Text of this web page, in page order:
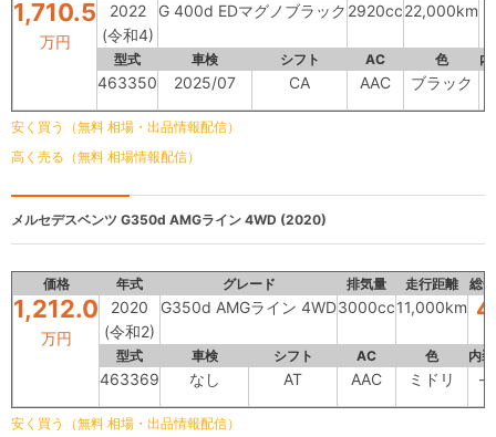
1,710.5
万円
2022
(令和4)
G 400d EDマグノブラック 2920cc22,000km
型式 車検 シフト AC 色 内
463350 2025/07 CA AAC ブラック
安く買う（無料 相場・出品情報配信）
高く売る（無料 相場情報配信）
メルセデスベンツ G350d AMGライン 4WD (2020)
価格 年式 グレード 排気量 走行距離 総
1,212.0
万円
2020
(令和2)
G350d AMGライン 4WD3000cc11,000km
型式 車検 シフト AC 色 内装
463369 なし AT AAC ミドリ -
安く買う（無料 相場・出品情報配信）